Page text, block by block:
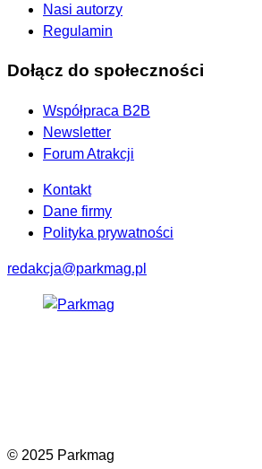
Nasi autorzy
Regulamin
Dołącz do społeczności
Współpraca B2B
Newsletter
Forum Atrakcji
Kontakt
Dane firmy
Polityka prywatności
redakcja@parkmag.pl
© 2025 Parkmag